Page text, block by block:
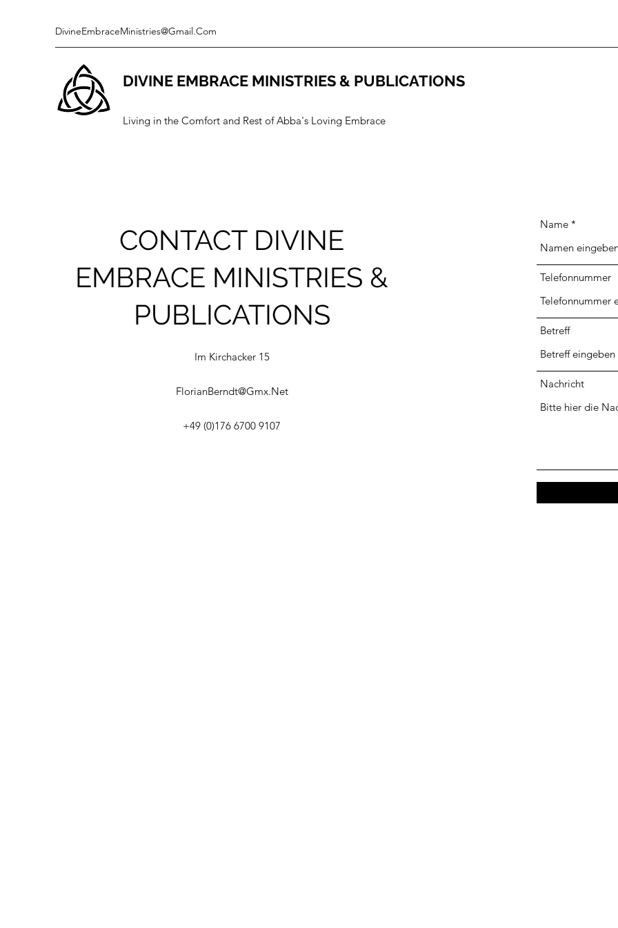
DivineEmbraceMinistries@Gmail.Com
DIVINE EMBRACE MINISTRIES & PUBLICATIONS
Living in the Comfort and Rest of Abba's Loving Embrace
CONTACT DIVINE
EMBRACE MINISTRIES &
PUBLICATIONS
Im Kirchacker 15
FlorianBerndt@Gmx.Net
+49 (0)176 6700 9107
Name
Telefonnummer
Betreff
Nachricht